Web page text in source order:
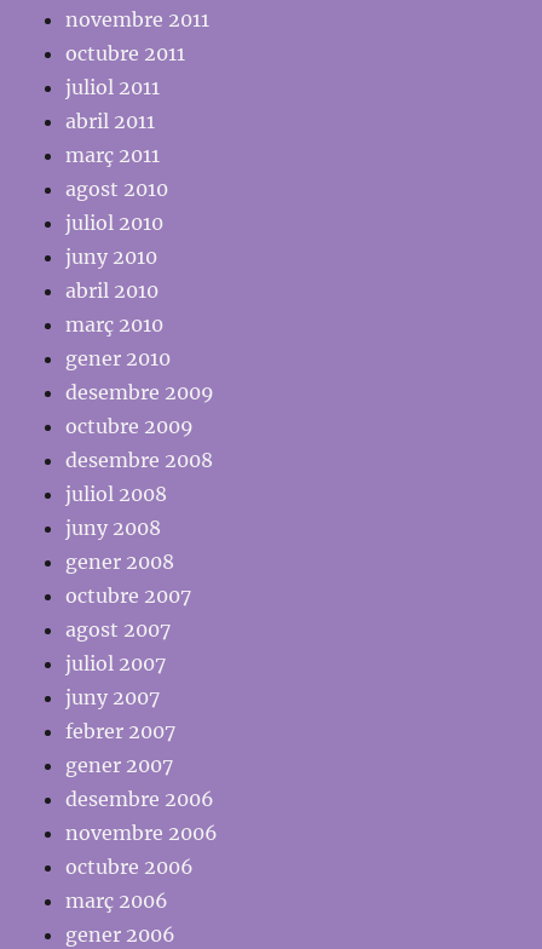
novembre 2011
octubre 2011
juliol 2011
abril 2011
març 2011
agost 2010
juliol 2010
juny 2010
abril 2010
març 2010
gener 2010
desembre 2009
octubre 2009
desembre 2008
juliol 2008
juny 2008
gener 2008
octubre 2007
agost 2007
juliol 2007
juny 2007
febrer 2007
gener 2007
desembre 2006
novembre 2006
octubre 2006
març 2006
gener 2006